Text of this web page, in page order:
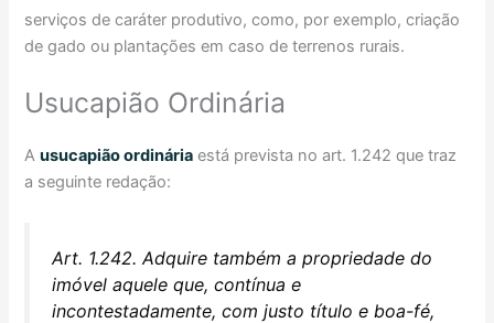
serviços de caráter produtivo, como, por exemplo, criação
de gado ou plantações em caso de terrenos rurais.
Usucapião Ordinária
Ausucapião ordinária está prevista no art. 1.242 que traz
a seguinte redação:
Art. 1.242. Adquire também a propriedade do
imóvel aquele que, contínua e
incontestadamente, com justo título e boa-fé,